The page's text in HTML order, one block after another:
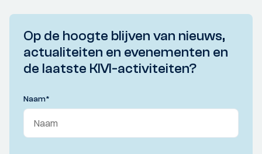
Op de hoogte blijven van nieuws,
actualiteiten en evenementen en
de laatste KIVI-activiteiten?
Naam*